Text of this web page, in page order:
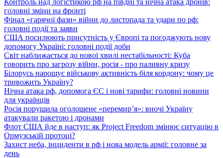
Контроль над логістикою рф на півдні та нічна атака дронів:
головні зміни на фронті
Фінал «гарячої фази» війни до листопада та удари по рф:
головні події та заяви
США посилюють присутність у Європі та погоджують нову
допомогу Україні: головні події доби
Світ наближається до нової хвилі нестабільності: Куба
говорить про загрозу війни, росія - про паливну кризу
Білорусь нарощує військову активність біля кордону: чому це
тривожить Україну?
Нічна атака рф, допомога ЄС і нові тарифи: головні новини
для українців
Росія порушила оголошене «перемир’я»: вночі Україну
атакували ракетою і дронами
Флот США йде в наступ: як Project Freedom змінює ситуацію в
Ормузській протоці?
Захист неба, інциденти в рф і нова модель армії: головне за
день